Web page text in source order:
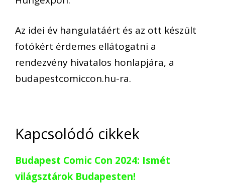
Az idei év hangulatáért és az ott készült
fotókért érdemes ellátogatni a
rendezvény hivatalos honlapjára, a
budapestcomiccon.hu-ra.
Kapcsolódó cikkek
Budapest Comic Con 2024: Ismét
világsztárok Budapesten!